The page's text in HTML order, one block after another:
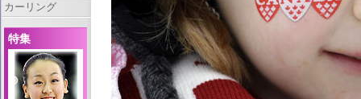
カーリング
特集